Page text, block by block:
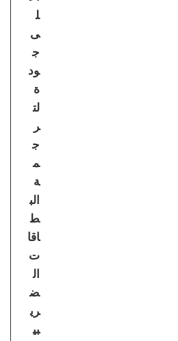
ل
ى
ج
ود
ة
لت
ر
ج
م
ة
الب
ط
اقا
ت
ال
ض
ري
بي